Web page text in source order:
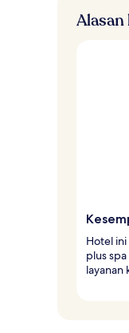
Hotel
plus
layanan